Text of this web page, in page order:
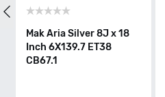
Mak Aria Silver 8J x 18
Inch 6X139.7 ET38
CB67.1